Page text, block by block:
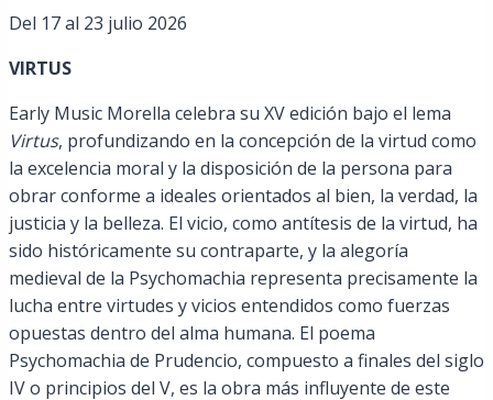
Del 17 al 23 julio 2026
VIRTUS
Early Music Morella celebra su XV edición bajo el lema
Virtus, profundizando en la concepción de la virtud como
la excelencia moral y la disposición de la persona para
obrar conforme a ideales orientados al bien, la verdad, la
justicia y la belleza. El vicio, como antítesis de la virtud, ha
sido históricamente su contraparte, y la alegoría
medieval de la Psychomachia representa precisamente la
lucha entre virtudes y vicios entendidos como fuerzas
opuestas dentro del alma humana. El poema
Psychomachia de Prudencio, compuesto a finales del siglo
IV o principios del V, es la obra más influyente de este